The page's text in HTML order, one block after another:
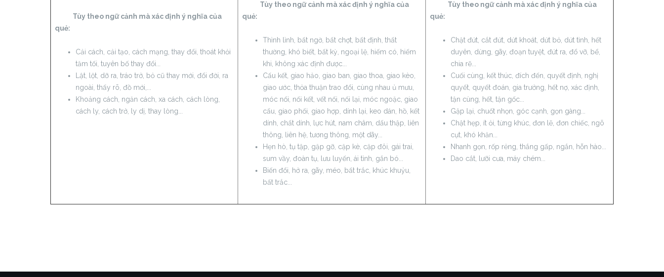
Tùy theo ngữ cảnh mà xác định ý nghĩa của
quẻ:
Cải cách, cải tạo, cách mạng, thay đổi, thoát khỏi
tăm tối, tuyên bố thay đổi...
Lật, lột, dỡ ra, tráo trở, bỏ cũ thay mới, đổi đời, ra
ngoài, thấy rõ, đồ mới,...
Khoảng cách, ngăn cách, xa cách, cách lòng,
cách ly, cách trở, ly dị, thay lòng...
Tùy theo ngữ cảnh mà xác định ý nghĩa của
quẻ:
Thình lình, bất ngờ, bất chợt, bất định, thất
thường, khó biết, bất kỳ, ngoại lệ, hiếm có, hiếm
khi, không xác định được...
Cấu kết, giao hảo, giao ban, giao thoa, giao kèo,
giao ước, thỏa thuận trao đổi, cùng nhau ủ mưu,
móc nối, nối kết, vết nối, nối lại, móc ngoặc, giao
cấu, giao phối, giao hợp, dính lại, keo dán, hồ, kết
dính, chất dính, lực hút, nam châm, dấu thập, liên
thông, liên hệ, tương thông, một dãy...
Hẹn hò, tụ tập, gặp gỡ, cặp kè, cặp đôi, gái trai,
sum vầy, đoàn tụ, lưu luyến, ái tình, gắn bó...
Biến đổi, hở ra, gãy, méo, bất trắc, khúc khuỷu,
bất trắc...
Tùy theo ngữ cảnh mà xác định ý nghĩa của
quẻ:
Chặt đứt, cắt đứt, dứt khoát, dứt bỏ, dứt tình, hết
duyên, dừng, gãy, đoạn tuyệt, đứt ra, đổ vỡ, bể,
chia rẽ...
Cuối cùng, kết thúc, đích đến, quyết định, nghị
quyết, quyết đoán, gia trưởng, hết nợ, xác định,
tận cùng, hết, tận gốc...
Gập lại, chuốt nhọn, góc cạnh, gọn gàng...
Chật hẹp, ít ỏi, từng khúc, đơn lẽ, đơn chiếc, ngõ
cụt, khó khăn...
Nhanh gọn, rốp rẻng, thắng gấp, ngắn, hỗn hào...
Dao cắt, lưỡi cưa, máy chém...